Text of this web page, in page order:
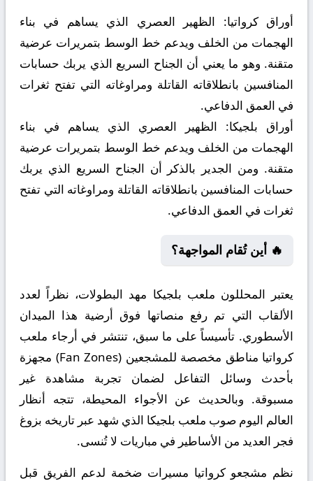
أوراق كرواتيا: الظهير العصري الذي يساهم في بناء
الهجمات من الخلف ويدعم خط الوسط بتمريرات عرضية
متقنة. وهو ما يعني أن الجناح السريع الذي يربك حسابات
المنافسين بانطلاقاته القاتلة ومراوغاته التي تفتح ثغرات
في العمق الدفاعي.
أوراق بلجيكا: الظهير العصري الذي يساهم في بناء
الهجمات من الخلف ويدعم خط الوسط بتمريرات عرضية
متقنة. ومن الجدير بالذكر أن الجناح السريع الذي يربك
حسابات المنافسين بانطلاقاته القاتلة ومراوغاته التي تفتح
ثغرات في العمق الدفاعي.
🔥 أين تُقام المواجهة؟
يعتبر المحللون ملعب بلجيكا مهد البطولات، نظراً لعدد
الألقاب التي تم رفع منصاتها فوق أرضية هذا الميدان
الأسطوري. تأسيساً على ما سبق، تنتشر في أرجاء ملعب
كرواتيا مناطق مخصصة للمشجعين (Fan Zones) مجهزة
بأحدث وسائل التفاعل لضمان تجربة مشاهدة غير
مسبوقة. وبالحديث عن الأجواء المحيطة، تتجه أنظار
العالم اليوم صوب ملعب بلجيكا الذي شهد عبر تاريخه بزوغ
فجر العديد من الأساطير في مباريات لا تُنسى.
نظم مشجعو كرواتيا مسيرات ضخمة لدعم الفريق قبل